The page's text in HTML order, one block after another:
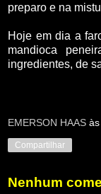
preparo e na
Hoje em dia a
mandioca
ingredientes, de
EMERSON HAAS às
Compartilhar
Nenhum